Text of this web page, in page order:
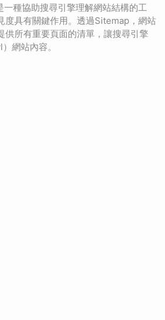
種協助搜尋引擎理解網站結構的工
度具有關鍵作用。透過Sitemap，網站
供所有重要頁面的清單，讓搜尋引擎
網站內容。